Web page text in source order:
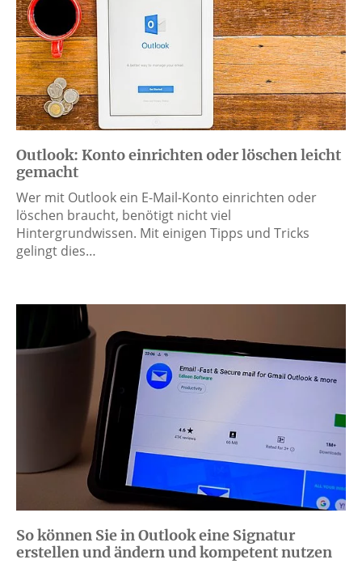
Outlook: Konto einrichten oder löschen leicht
gemacht
Wer mit Outlook ein E-Mail-Konto einrichten oder
löschen braucht, benötigt nicht viel
Hintergrundwissen. Mit einigen Tipps und Tricks
gelingt dies…
So können Sie in Outlook eine Signatur
erstellen und ändern und kompetent nutzen